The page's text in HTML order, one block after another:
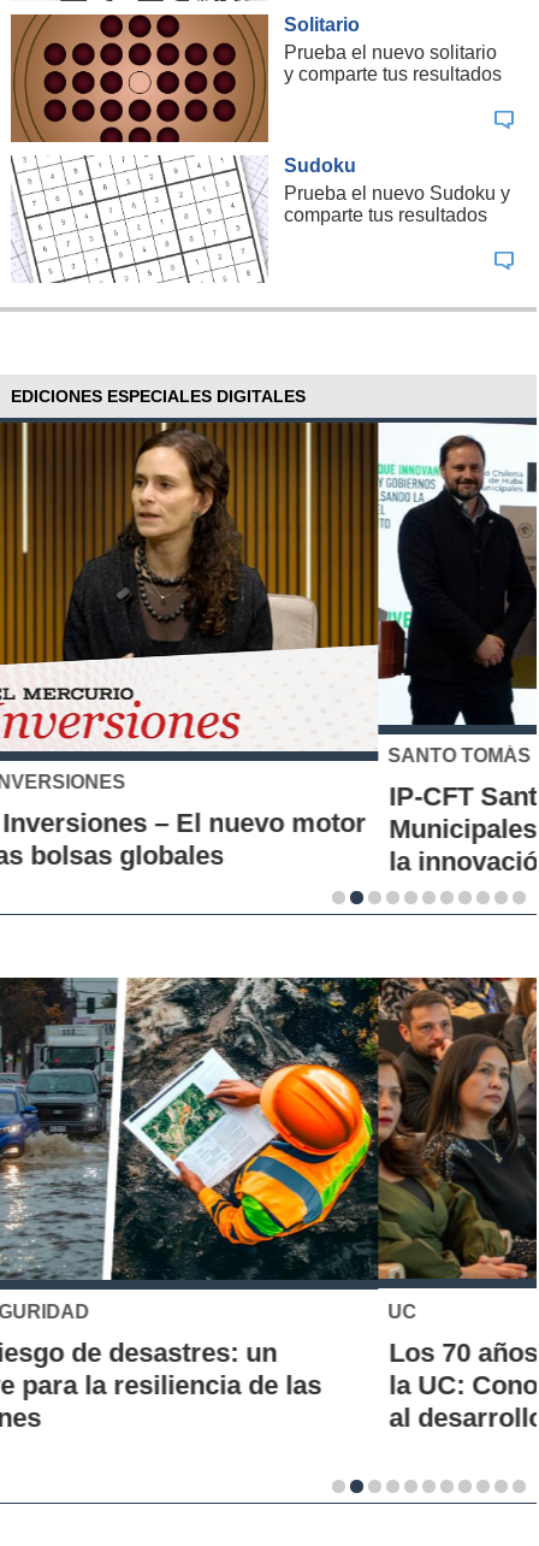
Solitario
Prueba el nuevo solitario
y comparte tus resultados
Sudoku
Prueba el nuevo Sudoku y
comparte tus resultados
EDICIONES ESPECIALES DIGITALES
SANTO TOMÁS
IP-CFT Santo Tomás y Red de Hubs
Municipales firman alianza para impulsar
la innovación en los territorios
UC
Los 70 años de la Carrera de Química de
la UC: Conoce su historia, hitos y aporte
al desarrollo científico del país